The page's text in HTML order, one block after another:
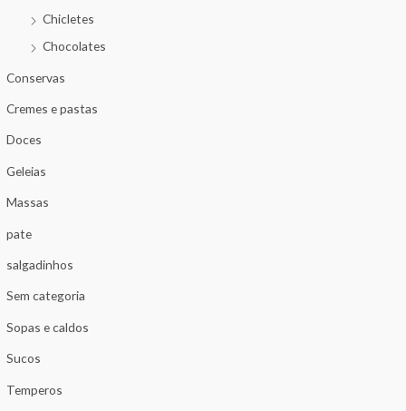
Chicletes
Chocolates
Conservas
Cremes e pastas
Doces
Geleias
Massas
pate
salgadinhos
Sem categoria
Sopas e caldos
Sucos
Temperos